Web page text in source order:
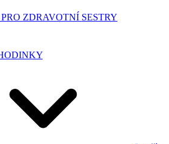
ZDRAVOTNÍ SESTRY